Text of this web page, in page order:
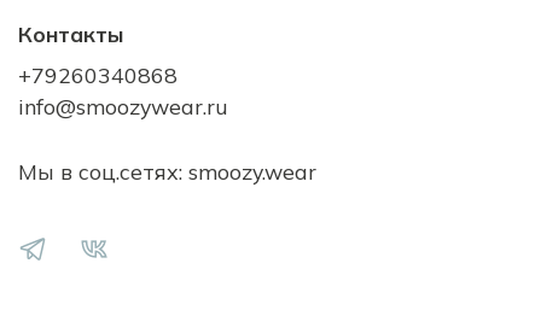
Контакты
+79260340868
info@smoozywear.ru
Мы в соц.сетях: smoozy.wear